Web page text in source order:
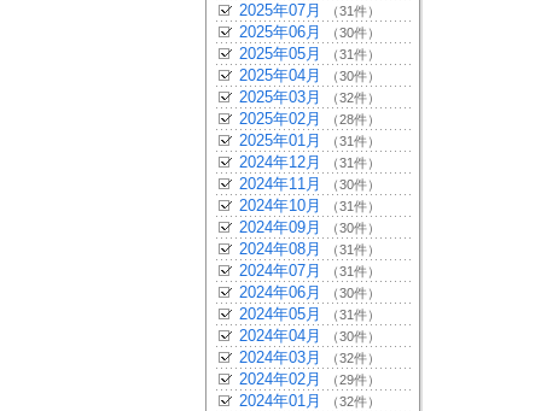
2025年07月 （31件）
2025年06月 （30件）
2025年05月 （31件）
2025年04月 （30件）
2025年03月 （32件）
2025年02月 （28件）
2025年01月 （31件）
2024年12月 （31件）
2024年11月 （30件）
2024年10月 （31件）
2024年09月 （30件）
2024年08月 （31件）
2024年07月 （31件）
2024年06月 （30件）
2024年05月 （31件）
2024年04月 （30件）
2024年03月 （32件）
2024年02月 （29件）
2024年01月 （32件）